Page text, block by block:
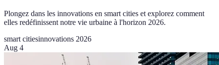
Plongez dans les innovations en smart cities et explorez comment
elles redéfinissent notre vie urbaine à l'horizon 2026.
smart citiesinnovations 2026
Aug 4